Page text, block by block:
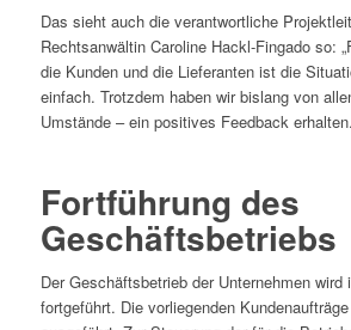
Das sieht auch die verantwortliche
Rechtsanwältin Caroline Hackl-Fingado so:
die Kunden und die Lieferanten ist die
einfach. Trotzdem haben wir bislang von
Umstände – ein positives Feedback
Fortführung des
Geschäftsbetriebs
Der Geschäftsbetrieb der Unternehmen wird
fortgeführt. Die vorliegenden